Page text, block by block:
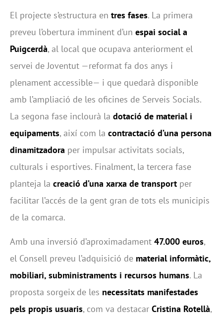
El projecte s’estructura en tres fases. La primera
preveu l’obertura imminent d’un espai social a
Puigcerdà, al local que ocupava anteriorment el
servei de Joventut —reformat fa dos anys i
plenament accessible— i que quedarà disponible
amb l’ampliació de les oficines de Serveis Socials.
La segona fase inclourà la dotació de material i
equipaments, així com la contractació d’una persona
dinamitzadora per impulsar activitats socials,
culturals i esportives. Finalment, la tercera fase
planteja la creació d’una xarxa de transport per
facilitar l’accés de la gent gran de tots els municipis
de la comarca.
Amb una inversió d’aproximadament 47.000 euros,
el Consell preveu l’adquisició de material informàtic,
mobiliari, subministraments i recursos humans. La
proposta sorgeix de les necessitats manifestades
pels propis usuaris, com va destacar Cristina Rotellà,